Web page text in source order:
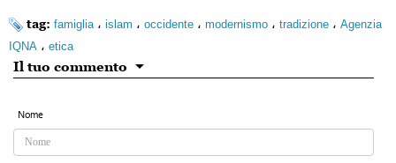
tag: famiglia ، islam ، occidente ، modernismo ، tradizione ، Agenzia
IQNA ، etica
Il tuo commento
Nome